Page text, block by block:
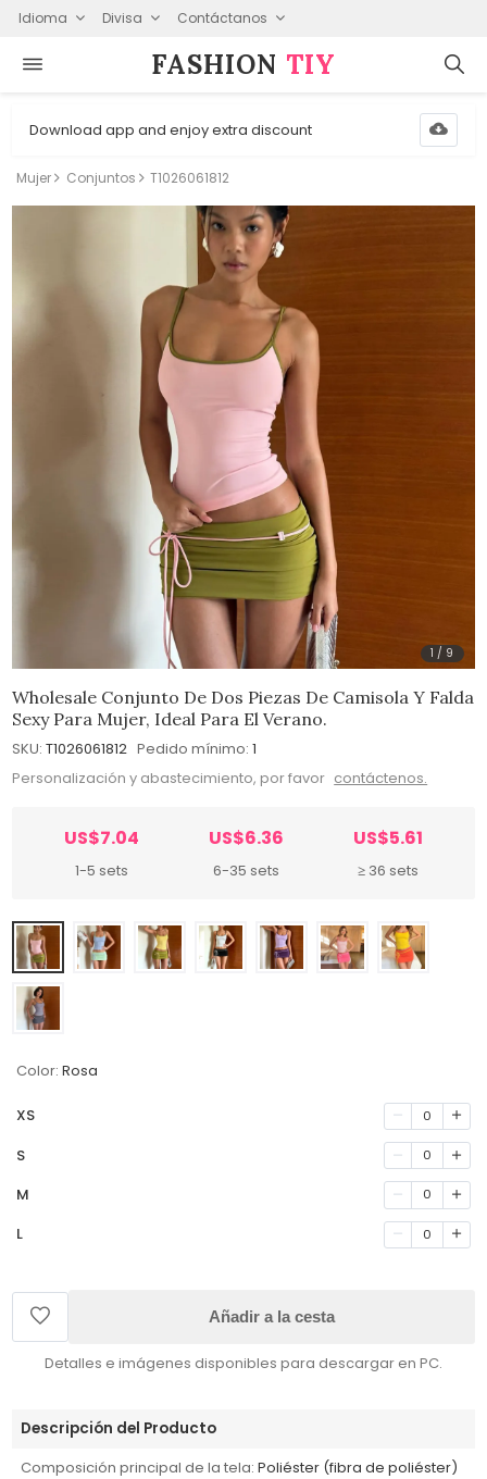
Idioma Divisa Contáctanos
FASHION⁠ TIY
Download app and enjoy extra discount
Mujer Conjuntos T1026061812
1 / 9
Wholesale Conjunto De Dos Piezas De Camisola Y Falda
Sexy Para Mujer, Ideal Para El Verano.
SKU: T1026061812 Pedido mínimo: 1
Personalización y abastecimiento, por favor contáctenos.
US$7.04
1-5 sets
US$6.36
6-35 sets
US$5.61
≥ 36 sets
Color: Rosa
XS 0
S 0
M 0
L 0
Añadir a la cesta
Detalles e imágenes disponibles para descargar en PC.
Descripción del Producto
Composición principal de la tela: Poliéster (fibra de poliéster)